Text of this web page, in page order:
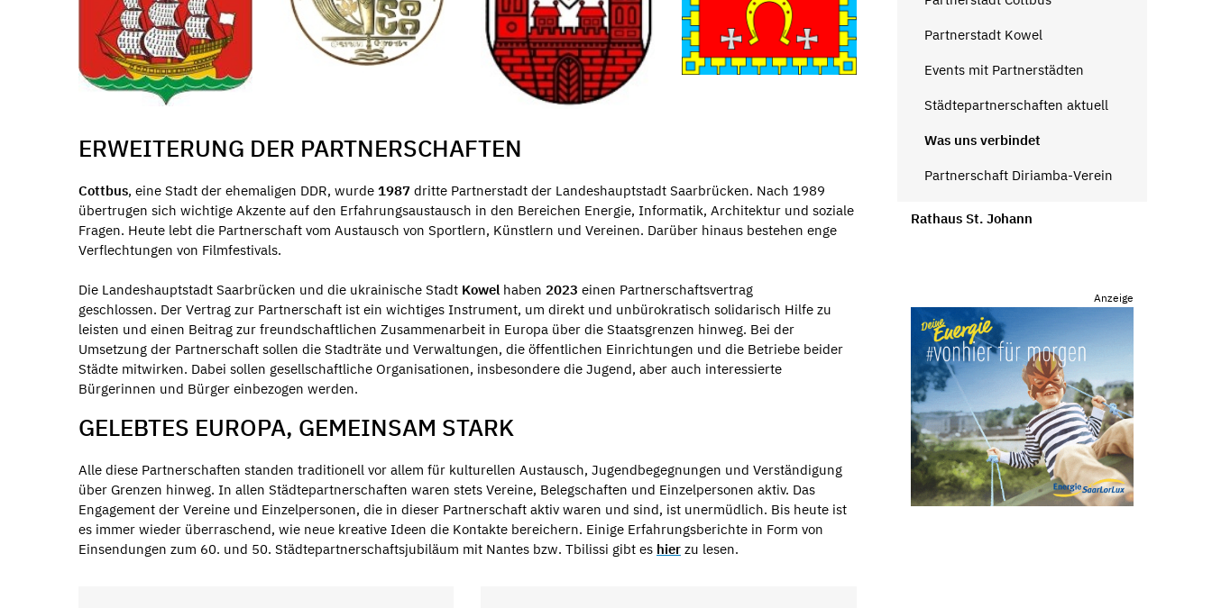
ERWEITERUNG DER PARTNERSCHAFTEN
Cottbus, eine Stadt der ehemaligen DDR, wurde 1987 dritte Partnerstadt der Landeshauptstadt Saarbrücken. Nach 1989
übertrugen sich wichtige Akzente auf den Erfahrungsaustausch in den Bereichen Energie, Informatik, Architektur und soziale
Fragen. Heute lebt die Partnerschaft vom Austausch von Sportlern, Künstlern und Vereinen. Darüber hinaus bestehen enge
Verflechtungen von Filmfestivals.
Die Landeshauptstadt Saarbrücken und die ukrainische Stadt Kowel haben 2023 einen Partnerschaftsvertrag
geschlossen. Der Vertrag zur Partnerschaft ist ein wichtiges Instrument, um direkt und unbürokratisch solidarisch Hilfe zu
leisten und einen Beitrag zur freundschaftlichen Zusammenarbeit in Europa über die Staatsgrenzen hinweg. Bei der
Umsetzung der Partnerschaft sollen die Stadträte und Verwaltungen, die öffentlichen Einrichtungen und die Betriebe beider
Städte mitwirken. Dabei sollen gesellschaftliche Organisationen, insbesondere die Jugend, aber auch interessierte
Bürgerinnen und Bürger einbezogen werden.
GELEBTES EUROPA, GEMEINSAM STARK
Alle diese Partnerschaften standen traditionell vor allem für kulturellen Austausch, Jugendbegegnungen und Verständigung
über Grenzen hinweg. In allen Städtepartnerschaften waren stets Vereine, Belegschaften und Einzelpersonen aktiv. Das
Engagement der Vereine und Einzelpersonen, die in dieser Partnerschaft aktiv waren und sind, ist unermüdlich. Bis heute ist
es immer wieder überraschend, wie neue kreative Ideen die Kontakte bereichern. Einige Erfahrungsberichte in Form von
Einsendungen zum 60. und 50. Städtepartnerschaftsjubiläum mit Nantes bzw. Tbilissi gibt es hier zu lesen.
Partnerstadt Kowel
Events mit Partnerstädten
Städtepartnerschaften aktuell
Was uns verbindet
Partnerschaft Diriamba-Verein
Rathaus St. Johann
Anzeige